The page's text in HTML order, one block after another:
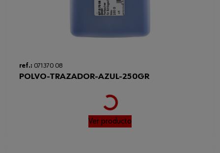
ref.: 071370 08
POLVO-TRAZADOR-AZUL-250GR
Loading...
Ver producto